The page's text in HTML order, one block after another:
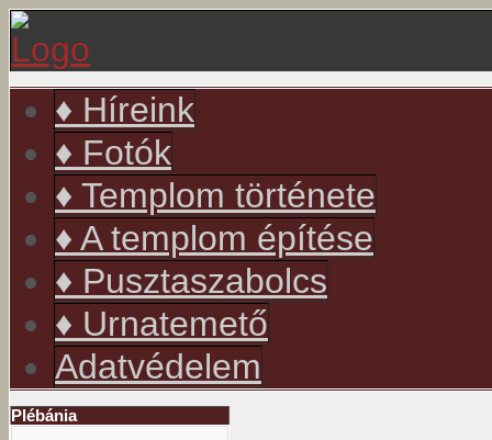
♦ Híreink
♦ Fotók
♦ Templom története
♦ A templom építése
♦ Pusztaszabolcs
♦ Urnatemető
Adatvédelem
Plébánia
év
hónap
év
hónap